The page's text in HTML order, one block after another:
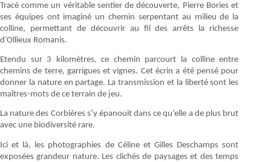
Tracé comme un véritable sentier de découverte, Pierre Bories et
ses équipes ont imaginé un chemin serpentant au milieu de la
colline, permettant de découvrir au fil des arrêts la richesse
d’Ollieux Romanis.
Etendu sur 3 kilomètres, ce chemin parcourt la colline entre
chemins de terre, garrigues et vignes. Cet écrin a été pensé pour
donner la nature en partage. La transmission et la liberté sont les
maîtres-mots de ce terrain de jeu.
La nature des Corbières s’y épanouit dans ce qu’elle a de plus brut
avec une biodiversité rare.
Ici et là, les photographies de Céline et Gilles Deschamps sont
exposées grandeur nature. Les clichés de paysages et des temps